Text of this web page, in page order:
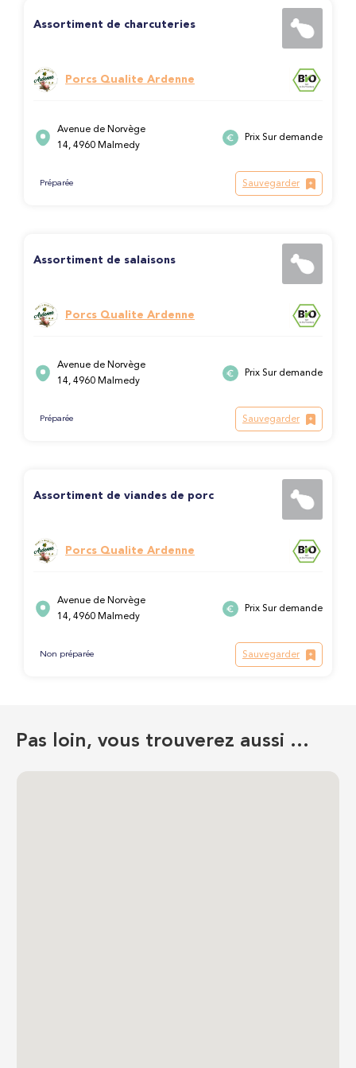
Assortiment de charcuteries
Porcs Qualite Ardenne
Avenue de Norvège
14, 4960 Malmedy
Prix Sur demande
Préparée Sauvegarder
Assortiment de salaisons
Porcs Qualite Ardenne
Avenue de Norvège
14, 4960 Malmedy
Prix Sur demande
Préparée Sauvegarder
Assortiment de viandes de porc
Porcs Qualite Ardenne
Avenue de Norvège
14, 4960 Malmedy
Prix Sur demande
Non préparée Sauvegarder
Pas loin, vous trouverez aussi …